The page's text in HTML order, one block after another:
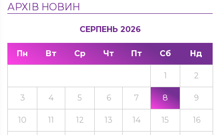
АРХІВ НОВИН
СЕРПЕНЬ 2026
Пн Вт Ср Чт Пт Сб Нд
1 2
3 4 5 6 7 8 9
10 11 12 13 14 15 16